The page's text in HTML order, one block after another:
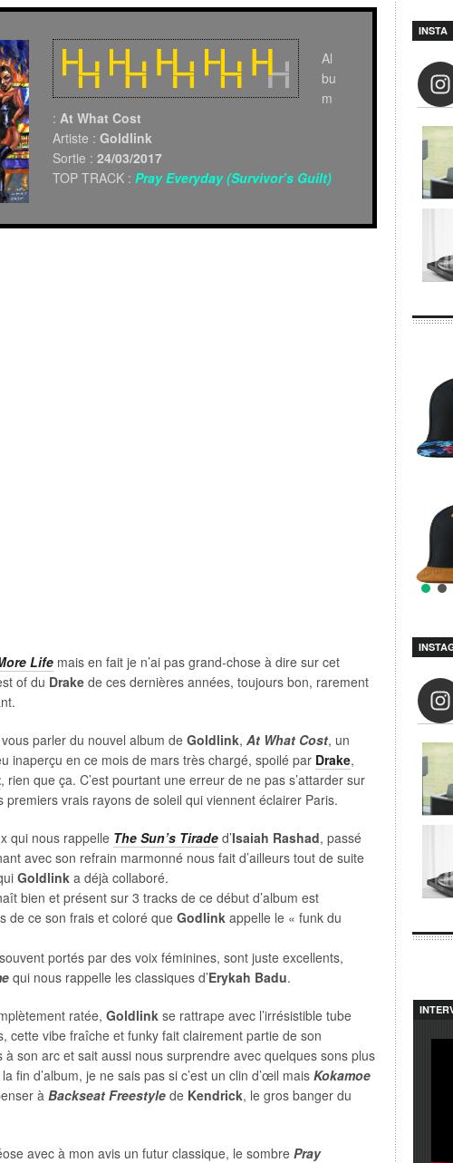
Al
bu
m
: At What Cost
Artiste : Goldlink
Sortie : 24/03/2017
TOP TRACK : Pray Everyday (Survivor’s Guilt)
Life mais en fait je n’ai pas grand-chose à dire sur cet
of du Drake de ces dernières années, toujours bon, rarement
parler du nouvel album de Goldlink, At What Cost, un
inaperçu en ce mois de mars très chargé, spoilé par Drake,
, rien que ça. C’est pourtant une erreur de ne pas s’attarder sur
vrais rayons de soleil qui viennent éclairer Paris.
qui nous rappelle The Sun’s Tirade d’Isaiah Rashad, passé
avec son refrain marmonné nous fait d’ailleurs tout de suite
Goldlink a déjà collaboré.
bien et présent sur 3 tracks de ce début d’album est
de ce son frais et coloré que Godlink appelle le « funk du
portés par des voix féminines, sont juste excellents,
qui nous rappelle les classiques d’Erykah Badu.
ratée, Goldlink se rattrape avec l’irrésistible tube
cette vibe fraîche et funky fait clairement partie de son
à son arc et sait aussi nous surprendre avec quelques sons plus
fin d’album, je ne sais pas si c’est un clin d’œil mais Kokamoe
àBackseat Freestyle de Kendrick, le gros banger du
avec à mon avis un futur classique, le sombre Pray
INSTA